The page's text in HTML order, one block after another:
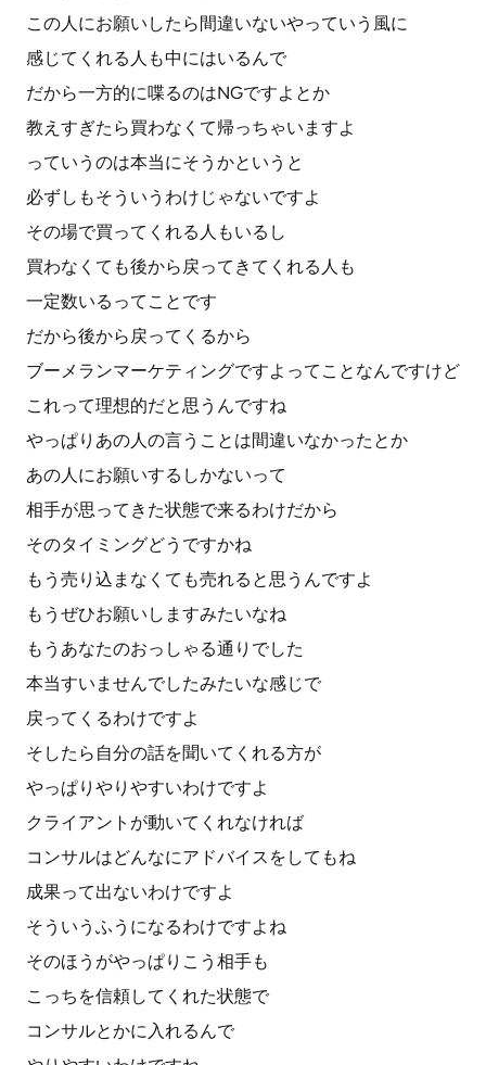
この人にお願いしたら間違いないやっていう風に
感じてくれる人も中にはいるんで
だから一方的に喋るのはNGですよとか
教えすぎたら買わなくて帰っちゃいますよ
っていうのは本当にそうかというと
必ずしもそういうわけじゃないですよ
その場で買ってくれる人もいるし
買わなくても後から戻ってきてくれる人も
一定数いるってことです
だから後から戻ってくるから
ブーメランマーケティングですよってことなんですけど
これって理想的だと思うんですね
やっぱりあの人の言うことは間違いなかったとか
あの人にお願いするしかないって
相手が思ってきた状態で来るわけだから
そのタイミングどうですかね
もう売り込まなくても売れると思うんですよ
もうぜひお願いしますみたいなね
もうあなたのおっしゃる通りでした
本当すいませんでしたみたいな感じで
戻ってくるわけですよ
そしたら自分の話を聞いてくれる方が
やっぱりやりやすいわけですよ
クライアントが動いてくれなければ
コンサルはどんなにアドバイスをしてもね
成果って出ないわけですよ
そういうふうになるわけですよね
そのほうがやっぱりこう相手も
こっちを信頼してくれた状態で
コンサルとかに入れるんで